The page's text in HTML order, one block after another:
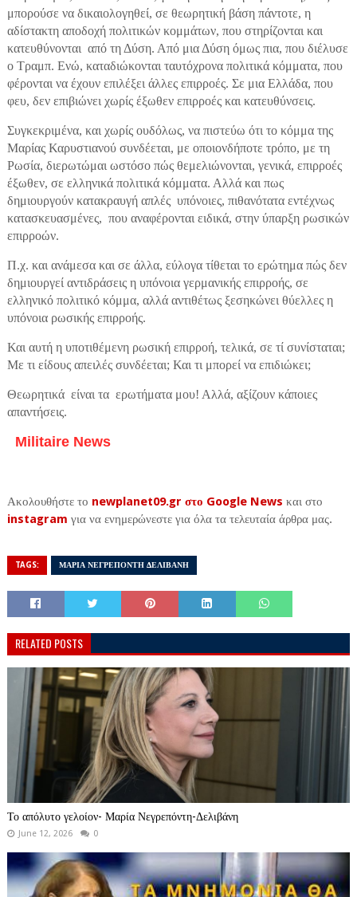
μπορούσε να δικαιολογηθεί, σε θεωρητική βάση πάντοτε, η
αδίστακτη αποδοχή πολιτικών κομμάτων, που στηρίζονται και
κατευθύνονται από τη Δύση. Από μια Δύση όμως πια, που διέλυσε
ο Τραμπ. Ενώ, καταδιώκονται ταυτόχρονα πολιτικά κόμματα, που
φέρονται να έχουν επιλέξει άλλες επιρροές. Σε μια Ελλάδα, που
φευ, δεν επιβιώνει χωρίς έξωθεν επιρροές και κατευθύνσεις.
Συγκεκριμένα, και χωρίς ουδόλως, να πιστεύω ότι το κόμμα της
Μαρίας Καρυστιανού συνδέεται, με οποιονδήποτε τρόπο, με τη
Ρωσία, διερωτώμαι ωστόσο πώς θεμελιώνονται, γενικά, επιρροές
έξωθεν, σε ελληνικά πολιτικά κόμματα. Αλλά και πως
δημιουργούν κατακραυγή απλές υπόνοιες, πιθανότατα εντέχνως
κατασκευασμένες, που αναφέρονται ειδικά, στην ύπαρξη ρωσικών
επιρροών.
Π.χ. και ανάμεσα και σε άλλα, εύλογα τίθεται το ερώτημα πώς δεν
δημιουργεί αντιδράσεις η υπόνοια γερμανικής επιρροής, σε
ελληνικό πολιτικό κόμμα, αλλά αντιθέτως ξεσηκώνει θύελλες η
υπόνοια ρωσικής επιρροής.
Και αυτή η υποτιθέμενη ρωσική επιρροή, τελικά, σε τί συνίσταται;
Με τι είδους απειλές συνδέεται; Και τι μπορεί να επιδιώκει;
Θεωρητικά είναι τα ερωτήματα μου! Αλλά, αξίζουν κάποιες
απαντήσεις.
Militaire News
Ακολουθήστε το newplanet09.gr στο Google News και στο
instagram για να ενημερώνεστε για όλα τα τελευταία άρθρα μας.
TAGS: ΜΑΡΙΑ ΝΕΓΡΕΠΟΝΤΗ ΔΕΛΙΒΑΝΗ
RELATED POSTS
Το απόλυτο γελοίον- Μαρία Νεγρεπόντη-Δελιβάνη
June 12, 2026 0